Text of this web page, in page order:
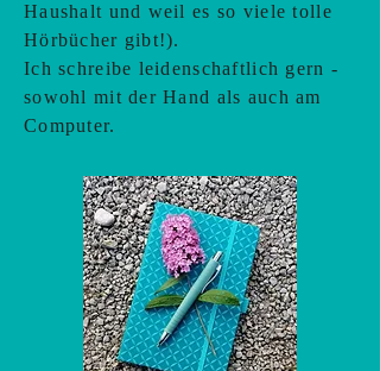
Haushalt und weil es so viele tolle
Hörbücher gibt!).
Ich schreibe leidenschaftlich gern -
sowohl mit der Hand als auch am
Computer.